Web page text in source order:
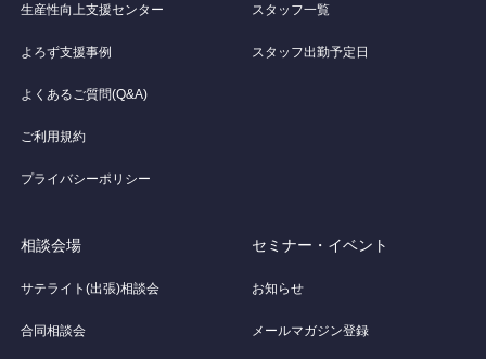
生産性向上支援センター
よろず支援事例
よくあるご質問(Q&A)
ご利用規約
プライバシーポリシー
スタッフ一覧
スタッフ出勤予定日
相談会場
サテライト(出張)相談会
合同相談会
セミナー・イベント
お知らせ
メールマガジン登録